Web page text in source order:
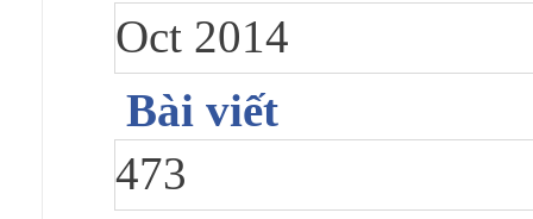
Oct 2014
Bài viết
473